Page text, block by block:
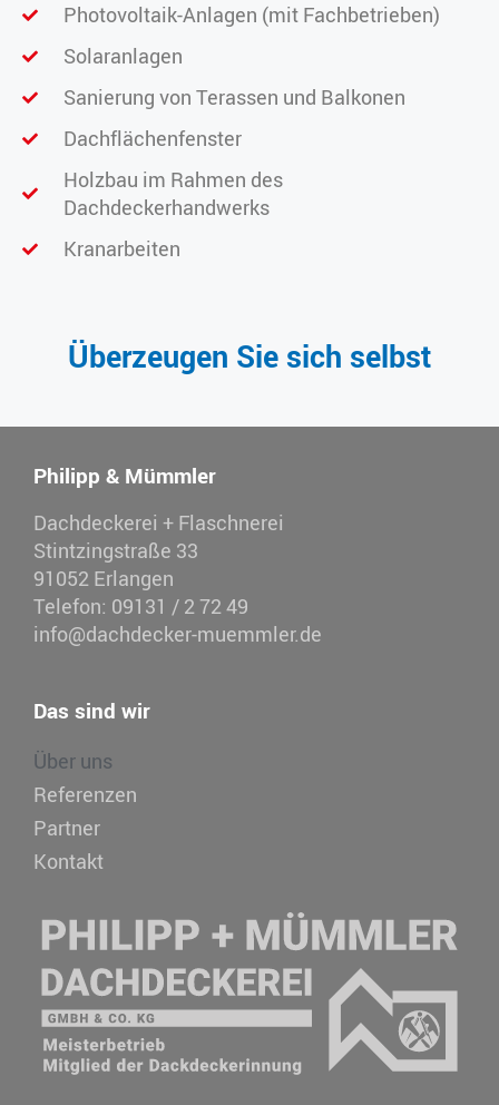
Photovoltaik-Anlagen (mit Fachbetrieben)
Solaranlagen
Sanierung von Terassen und Balkonen
Dachflächenfenster
Holzbau im Rahmen des
Dachdeckerhandwerks
Kranarbeiten
Überzeugen Sie sich selbst
Philipp & Mümmler
Dachdeckerei + Flaschnerei
Stintzingstraße 33
91052 Erlangen
Telefon: 09131 / 2 72 49
info@dachdecker-muemmler.de
Das sind wir
Über uns
Referenzen
Partner
Kontakt